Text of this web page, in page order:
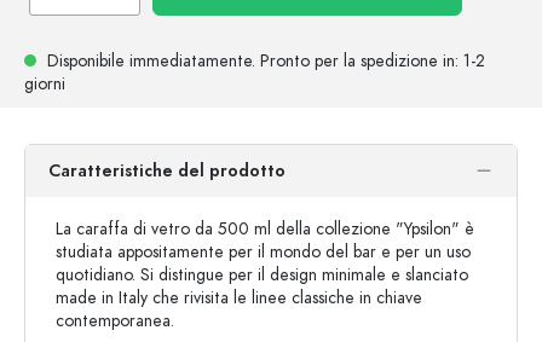
Disponibile immediatamente. Pronto per la spedizione in: 1-2
giorni
Caratteristiche del prodotto
La caraffa di vetro da 500 ml della collezione "Ypsilon" è
studiata appositamente per il mondo del bar e per un uso
quotidiano. Si distingue per il design minimale e slanciato
made in Italy che rivisita le linee classiche in chiave
contemporanea.